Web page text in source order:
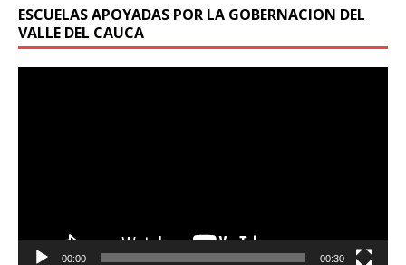
ESCUELAS APOYADAS POR LA GOBERNACION DEL
VALLE DEL CAUCA
00:00 00:30